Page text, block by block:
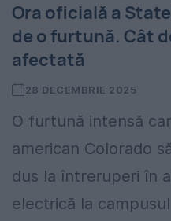
Ora oficială a
de o furtună. Cât
afectată
28 DECEMBRIE 2025
O furtună intensă
american Colorado
dus la întreruperi în
electrică la